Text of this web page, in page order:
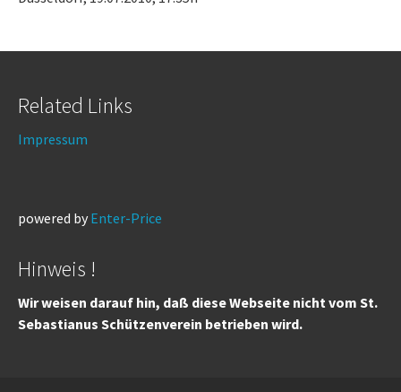
Related Links
Impressum
powered by Enter-Price
Hinweis !
Wir weisen darauf hin, daß diese Webseite nicht vom St.
Sebastianus Schützenverein betrieben wird.